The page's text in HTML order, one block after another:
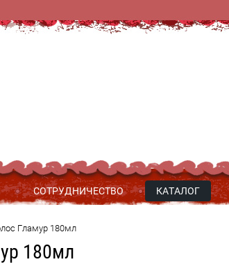
СОТРУДНИЧЕСТВО КАТАЛОГ
Гламур 180мл
180мл